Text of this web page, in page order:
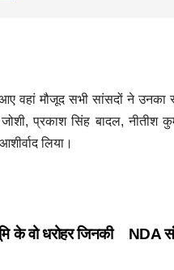
वहां मौजूद सभी सांसदों ने
प्रकाश सिंह बादल, नीतीश
लिया।
NDA
के वो धरोहर जिनकी